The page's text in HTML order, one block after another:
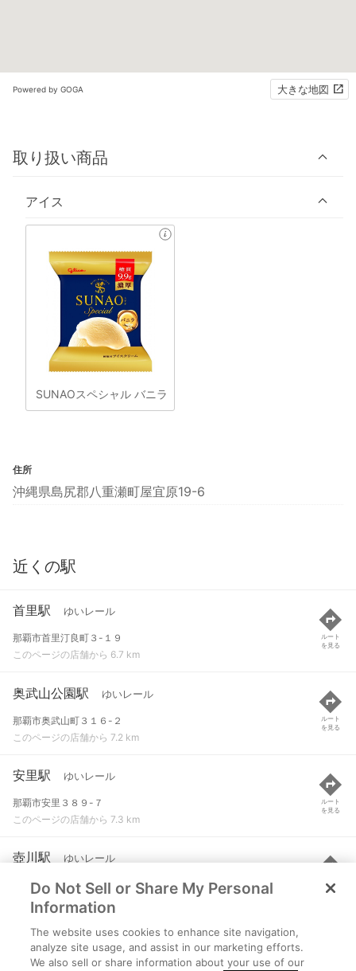
Powered by GOGA 大きな地図
取り扱い商品
アイス
SUNAOスペシャル バニラ
住所
沖縄県島尻郡八重瀬町屋宜原19-6
近くの駅
首里駅 ゆいレール
那覇市首里汀良町３-１９
このページの店舗から 6.7 km
ルート
を見る
奥武山公園駅 ゆいレール
那覇市奥武山町３１６-２
このページの店舗から 7.2 km
ルート
を見る
安里駅 ゆいレール
那覇市安里３８９-７
このページの店舗から 7.3 km
ルート
を見る
壺川駅 ゆいレール
那覇市壺川３-１０６
このページの店舗から 7.3 km
ルート
を見る
儀保駅 ゆいレール
那覇市首里儀保町３-１４-３
Do Not Sell or Share My Personal
Information
The website uses cookies to enhance site navigation,
analyze site usage, and assist in our marketing efforts.
We also sell or share information about your use of our